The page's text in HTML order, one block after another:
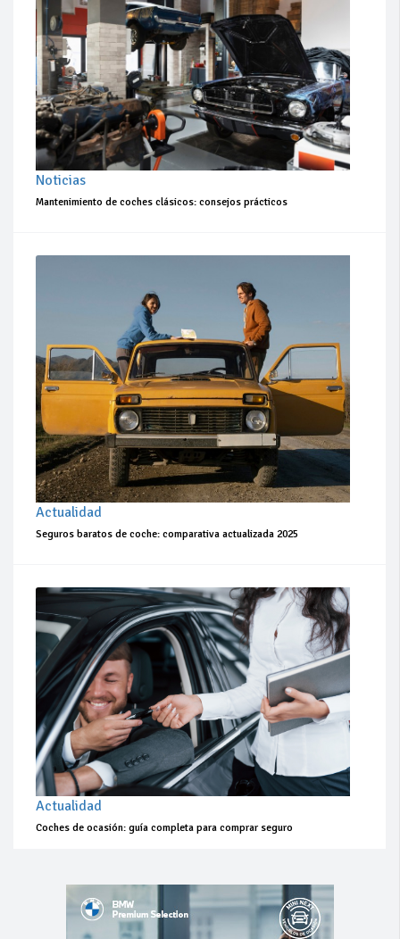
Noticias
Mantenimiento de coches clásicos: consejos prácticos
Actualidad
Seguros baratos de coche: comparativa actualizada 2025
Actualidad
Coches de ocasión: guía completa para comprar seguro